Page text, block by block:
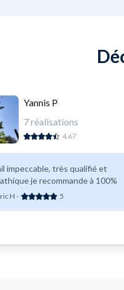
Yannis P
7réalisations
4.67
impeccable, très qualifié et
sympathique je recommande à 100%
H - 5